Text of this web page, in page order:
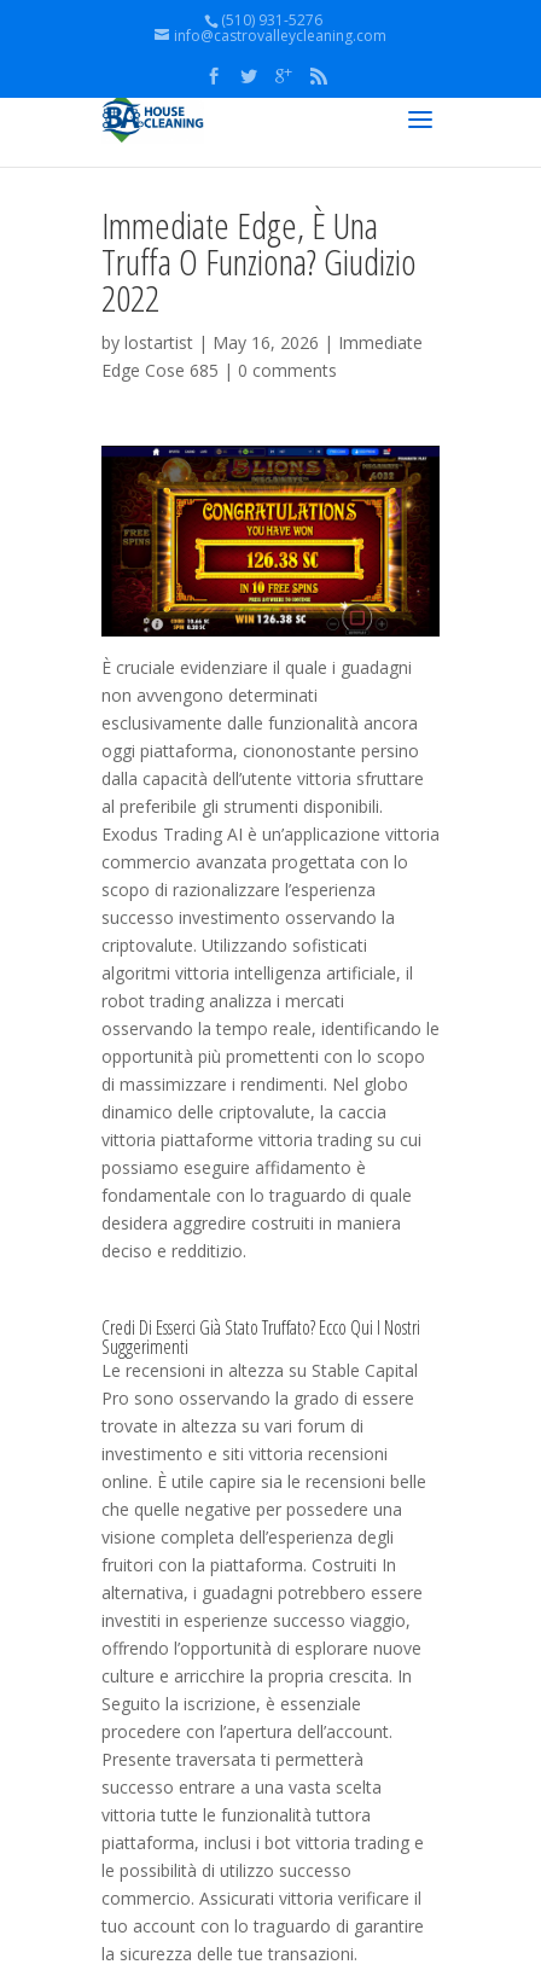
(510) 931-5276
info@castrovalleycleaning.com
Immediate Edge, È Una
Truffa O Funziona? Giudizio
2022
by lostartist | May 16, 2026 | Immediate
Edge Cose 685 | 0 comments
È cruciale evidenziare il quale i guadagni
non avvengono determinati
esclusivamente dalle funzionalità ancora
oggi piattaforma, ciononostante persino
dalla capacità dell’utente vittoria sfruttare
al preferibile gli strumenti disponibili.
Exodus Trading AI è un’applicazione vittoria
commercio avanzata progettata con lo
scopo di razionalizzare l’esperienza
successo investimento osservando la
criptovalute. Utilizzando sofisticati
algoritmi vittoria intelligenza artificiale, il
robot trading analizza i mercati
osservando la tempo reale, identificando le
opportunità più promettenti con lo scopo
di massimizzare i rendimenti. Nel globo
dinamico delle criptovalute, la caccia
vittoria piattaforme vittoria trading su cui
possiamo eseguire affidamento è
fondamentale con lo traguardo di quale
desidera aggredire costruiti in maniera
deciso e redditizio.
Credi Di Esserci Già Stato Truffato? Ecco Qui I Nostri
Suggerimenti
Le recensioni in altezza su Stable Capital
Pro sono osservando la grado di essere
trovate in altezza su vari forum di
investimento e siti vittoria recensioni
online. È utile capire sia le recensioni belle
che quelle negative per possedere una
visione completa dell’esperienza degli
fruitori con la piattaforma. Costruiti In
alternativa, i guadagni potrebbero essere
investiti in esperienze successo viaggio,
offrendo l’opportunità di esplorare nuove
culture e arricchire la propria crescita. In
Seguito la iscrizione, è essenziale
procedere con l’apertura dell’account.
Presente traversata ti permetterà
successo entrare a una vasta scelta
vittoria tutte le funzionalità tuttora
piattaforma, inclusi i bot vittoria trading e
le possibilità di utilizzo successo
commercio. Assicurati vittoria verificare il
tuo account con lo traguardo di garantire
la sicurezza delle tue transazioni.